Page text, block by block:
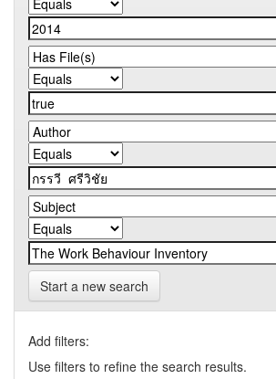
Start a new search
Add filters:
Use filters to refine the search results.